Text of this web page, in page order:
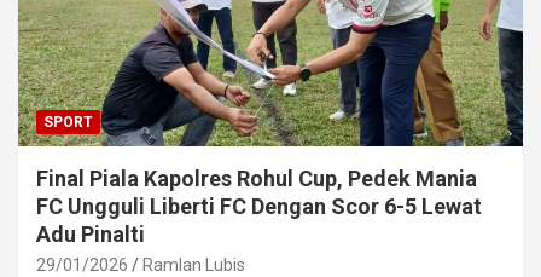
SPORT
Final Piala Kapolres Rohul Cup, Pedek Mania
FC Ungguli Liberti FC Dengan Scor 6-5 Lewat
Adu Pinalti
29/01/2026 Ramlan Lubis